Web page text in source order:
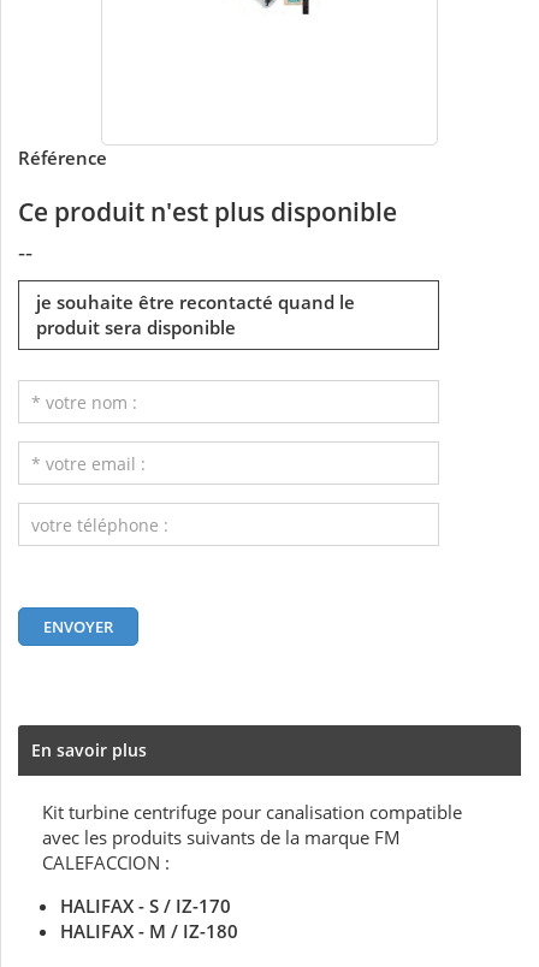
Référence
Ce produit n'est plus disponible
--
je souhaite être recontacté quand le
produit sera disponible
En savoir plus
Kit turbine centrifuge pour canalisation compatible
avec les produits suivants de la marque FM
CALEFACCION :
HALIFAX - S / IZ-170
HALIFAX - M / IZ-180